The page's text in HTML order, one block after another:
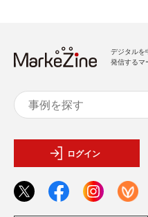
デジタルを
発信するマ
ログイン